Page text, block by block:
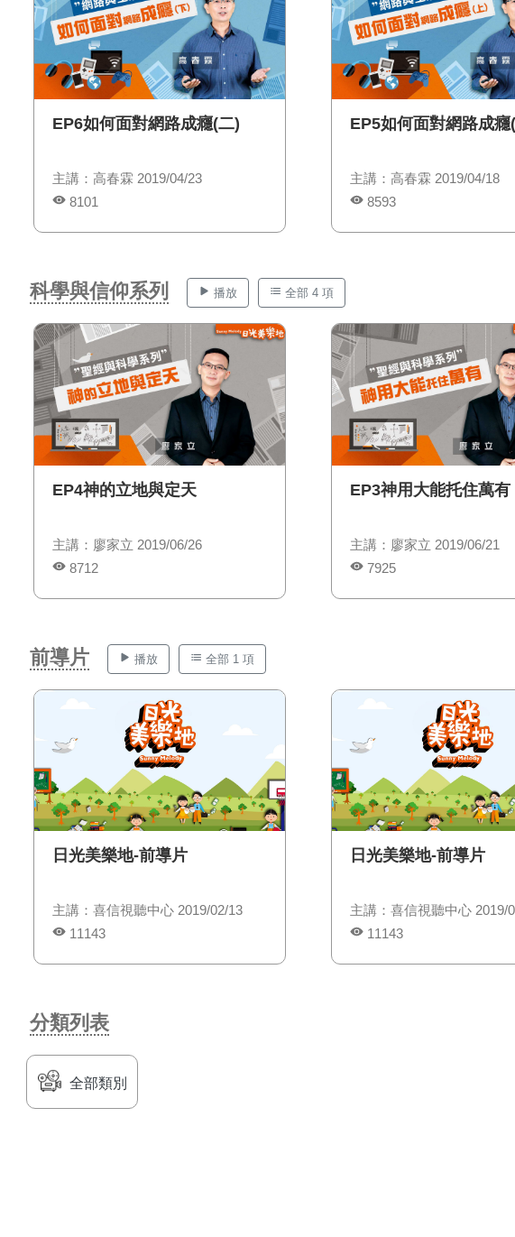
EP6如何面對網路成癮(二)
主講：高春霖 2019/04/23
8101
EP5如何面對網路成癮
主講：高春霖 2019/04/18
8593
科學與信仰系列 播放 全部 4 項
EP4神的立地與定天
主講：廖家立 2019/06/26
8712
EP3神用大能托住萬有
主講：廖家立 2019/06/21
7925
前導片 播放 全部 1 項
日光美樂地-前導片
主講：喜信視聽中心 2019/02/13
11143
日光美樂地-前導片
主講：喜信視聽中心 2019/
11143
分類列表
全部類別